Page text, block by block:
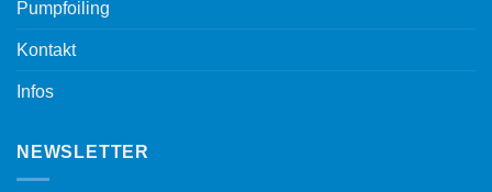
Pumpfoiling
Kontakt
Infos
NEWSLETTER